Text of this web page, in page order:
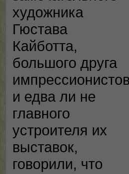
художника
Гюстава
Кайботта,
большого друга
импрессионистов
и едва ли не
главного
устроителя их
выставок,
говорили, что